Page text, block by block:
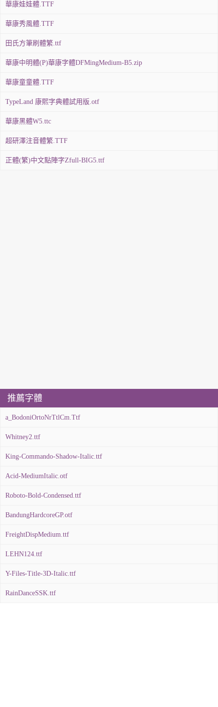
華康娃娃體.TTF
華康秀風體.TTF
田氏方筆刷體繁.ttf
華康中明體(P)華康字體DFMingMedium-B5.zip
華康童童體.TTF
TypeLand 康熙字典體試用版.otf
華康黑體W5.ttc
超研澤注音體繁.TTF
正體(繁)中文點陣字Zfull-BIG5.ttf
推薦字體
a_BodoniOrtoNrTtlCm.Ttf
Whitney2.ttf
King-Commando-Shadow-Italic.ttf
Acid-MediumItalic.otf
Roboto-Bold-Condensed.ttf
BandungHardcoreGP.otf
FreightDispMedium.ttf
LEHN124.ttf
Y-Files-Title-3D-Italic.ttf
RainDanceSSK.ttf